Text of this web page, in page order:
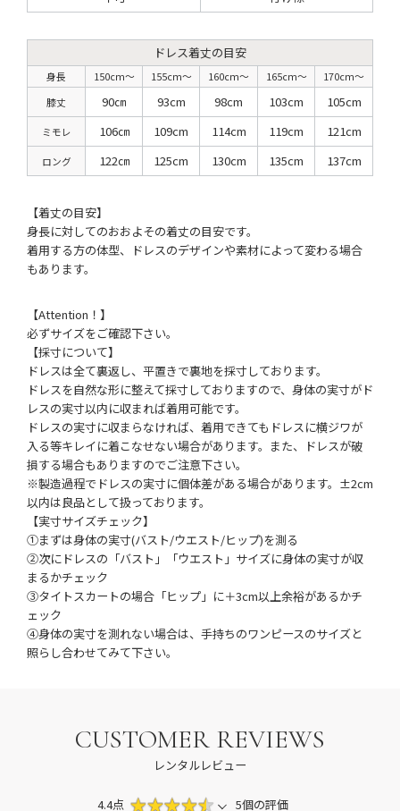
ドレス着丈の目安
身長 150cm〜 155cm〜 160cm〜 165cm〜
170cm〜
膝丈
90㎝ 93cm 98cm 103cm 105cm
ミモレ 106㎝ 109cm 114cm 119cm 121cm
ロング 122㎝ 125cm 130cm 135cm 137cm
【着丈の目安】
身長に対してのおおよその着丈の目安です。
着用する方の体型、ドレスのデザインや素材によって変わる場合
もあります。
【Attention！】
必ずサイズをご確認下さい。
【採寸について】
ドレスは全て裏返し、平置きで裏地を採寸しております。
ドレスを自然な形に整えて採寸しておりますので、身体の実寸がド
レスの実寸以内に収まれば着用可能です。
ドレスの実寸に収まらなければ、着用できてもドレスに横ジワが
入る等キレイに着こなせない場合があります。また、ドレスが破
損する場合もありますのでご注意下さい。
※製造過程でドレスの実寸に個体差がある場合があります。±2cm
以内は良品として扱っております。
【実寸サイズチェック】
①まずは身体の実寸(バスト/ウエスト/ヒップ)を測る
②次にドレスの「バスト」「ウエスト」サイズに身体の実寸が収
まるかチェック
③タイトスカートの場合「ヒップ」に＋3cm以上余裕があるかチ
ェック
④身体の実寸を測れない場合は、手持ちのワンピースのサイズと
照らし合わせてみて下さい。
CUSTOMER REVIEWS
レンタルレビュー
4.4点 5個の評価